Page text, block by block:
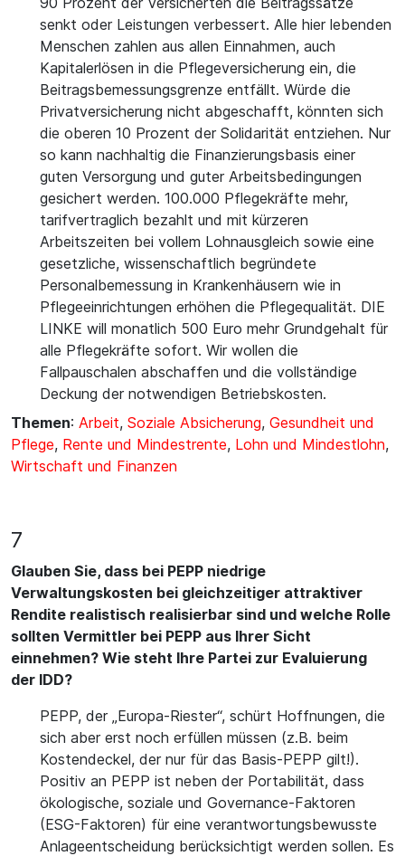
senkt oder Leistungen verbessert. Alle hier lebenden
Menschen zahlen aus allen Einnahmen, auch
Kapitalerlösen in die Pflegeversicherung ein, die
Beitragsbemessungsgrenze entfällt. Würde die
Privatversicherung nicht abgeschafft, könnten sich
die oberen 10 Prozent der Solidarität entziehen. Nur
so kann nachhaltig die Finanzierungsbasis einer
guten Versorgung und guter Arbeitsbedingungen
gesichert werden. 100.000 Pflegekräfte mehr,
tarifvertraglich bezahlt und mit kürzeren
Arbeitszeiten bei vollem Lohnausgleich sowie eine
gesetzliche, wissenschaftlich begründete
Personalbemessung in Krankenhäusern wie in
Pflegeeinrichtungen erhöhen die Pflegequalität. DIE
LINKE will monatlich 500 Euro mehr Grundgehalt für
alle Pflegekräfte sofort. Wir wollen die
Fallpauschalen abschaffen und die vollständige
Deckung der notwendigen Betriebskosten.
Themen: Arbeit, Soziale Absicherung, Gesundheit und
Pflege, Rente und Mindestrente, Lohn und Mindestlohn,
Wirtschaft und Finanzen
7
Glauben Sie, dass bei PEPP niedrige
Verwaltungskosten bei gleichzeitiger attraktiver
Rendite realistisch realisierbar sind und welche Rolle
sollten Vermittler bei PEPP aus Ihrer Sicht
einnehmen? Wie steht Ihre Partei zur Evaluierung
der IDD?
PEPP, der „Europa-Riester“, schürt Hoffnungen, die
sich aber erst noch erfüllen müssen (z.B. beim
Kostendeckel, der nur für das Basis-PEPP gilt!).
Positiv an PEPP ist neben der Portabilität, dass
ökologische, soziale und Governance-Faktoren
(ESG-Faktoren) für eine verantwortungsbewusste
Anlageentscheidung berücksichtigt werden sollen. Es